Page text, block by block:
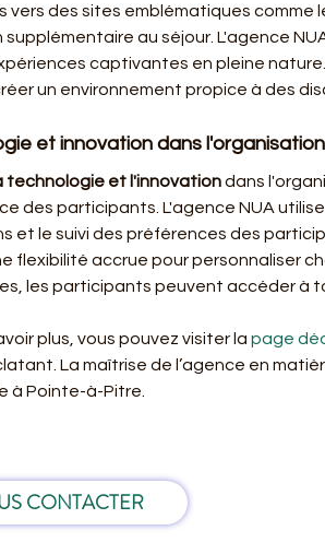
vers des sites emblématiques comme
supplémentaire au séjour. L'agence
captivantes en pleine
un environnement propice à des
et innovation dans
technologie et l'innovation dans
des participants. L'agence NUA
et le suivi des préférences des
flexibilité accrue pour personnaliser
les participants peuvent accéder à
plus, vous pouvez visiter la page
La maîtrise de l’agence en
à Pointe-à-Pitre.
CONTACTER